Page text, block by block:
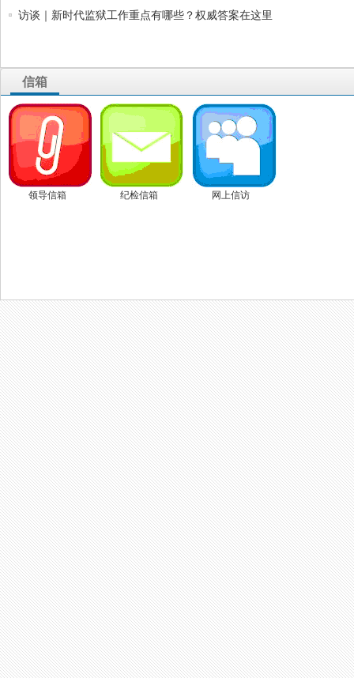
访谈｜新时代监狱工作重点有哪些？权威答案在这里
信箱
领导信箱 纪检信箱 网上信访